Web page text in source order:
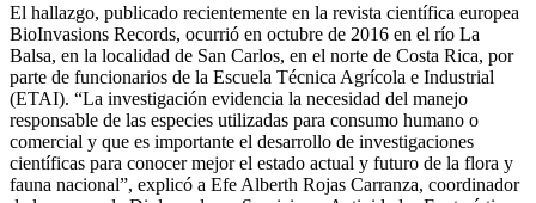
El hallazgo, publicado recientemente en la revista científica europea
BioInvasions Records, ocurrió en octubre de 2016 en el río La
Balsa, en la localidad de San Carlos, en el norte de Costa Rica, por
parte de funcionarios de la Escuela Técnica Agrícola e Industrial
(ETAI). “La investigación evidencia la necesidad del manejo
responsable de las especies utilizadas para consumo humano o
comercial y que es importante el desarrollo de investigaciones
científicas para conocer mejor el estado actual y futuro de la flora y
fauna nacional”, explicó a Efe Alberth Rojas Carranza, coordinador